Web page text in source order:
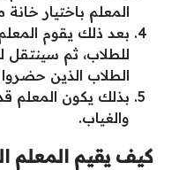
المعلم باختيار
بعد ذلك يقوم
للطلاب، ثم
الطلاب الذين
بذلك يكون المعلم
والغياب.
كيف يقيم المعلم